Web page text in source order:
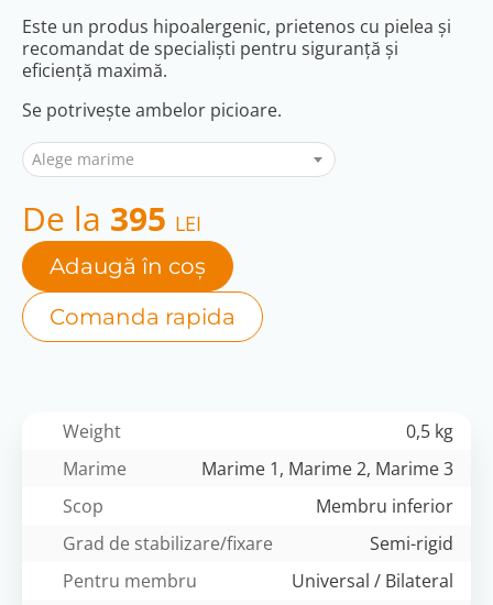
Este un produs hipoalergenic, prietenos cu pielea și
recomandat de specialiști pentru siguranță și
eficiență maximă.
Se potrivește ambelor picioare.
Alege marime
De la 395 LEI
Adaugă în coș
Comanda rapida
Weight
0,5 kg
Marime
Marime 1, Marime 2, Marime 3
Scop
Membru inferior
Grad de stabilizare/fixare
Semi-rigid
Pentru membru
Universal / Bilateral